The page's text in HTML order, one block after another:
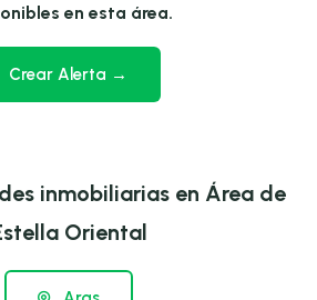
en esta área.
Crear Alerta →
inmobiliarias en Área de
Oriental